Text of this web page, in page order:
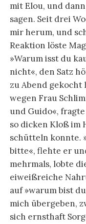
mit Elou, und
sagen. Seit drei
mir herum, und
Reaktion löste
»Warum isst du
nicht«, den Satz
zu Abend gekocht
wegen Frau
und Guido«,
so dicken Kloß im
schütteln konnte.
bitte«, flehte er
mehrmals, lobte
eiweißreiche
auf »warum bist
mich übergeben,
sich ernsthaft